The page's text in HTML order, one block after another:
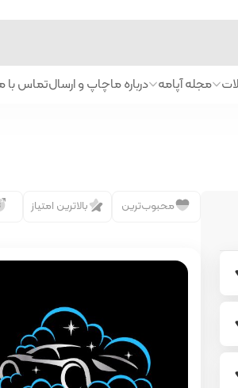
مجله آپامه درباره ماچاپ و ارسالتماس با
محبوب‌ترین بالاترین امتیاز